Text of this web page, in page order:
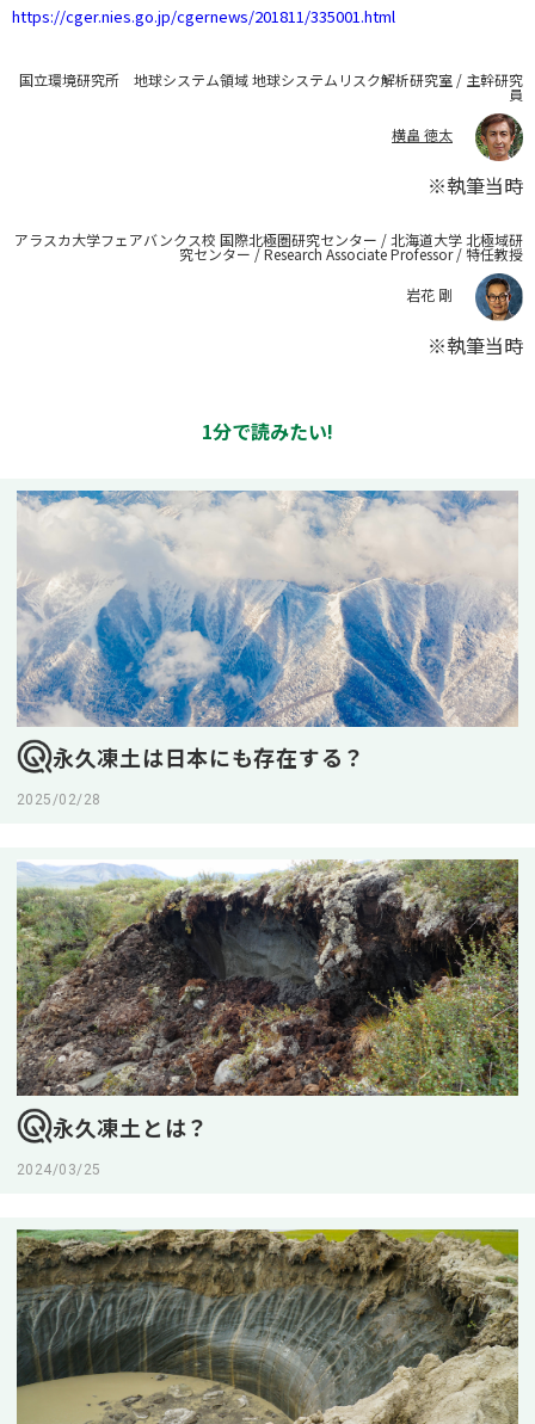
https://cger.nies.go.jp/cgernews/201811/335001.html
国立環境研究所 地球システム領域 地球システムリスク解析研究室 / 主幹研究
員
横畠 徳太
※執筆当時
アラスカ大学フェアバンクス校 国際北極圏研究センター / 北海道大学 北極域研
究センター / Research Associate Professor / 特任教授
岩花 剛
※執筆当時
1分で読みたい!
永久凍土は日本にも存在する？
2025/02/28
永久凍土とは？
2024/03/25